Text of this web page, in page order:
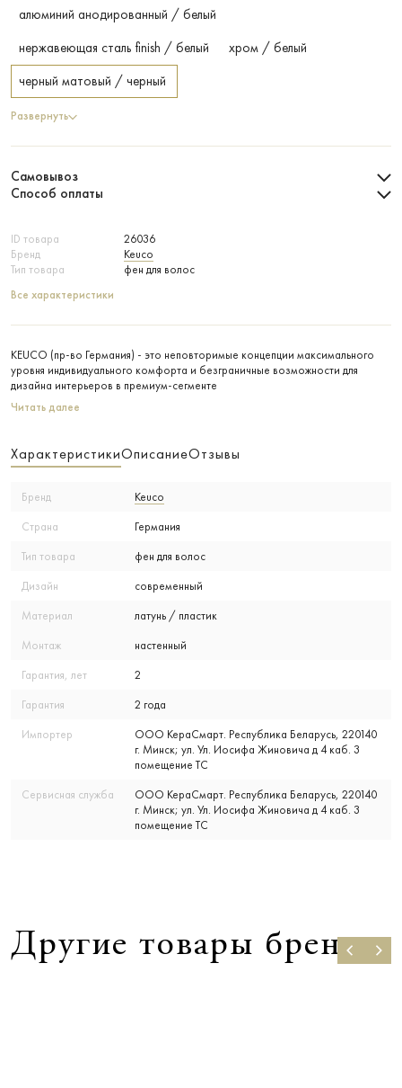
ID товара
26036
Бренд
Keuco
Тип товара
фен для волос
Все характеристики
KEUCO (пр-во Германия) - это неповторимые концепции максимального
уровня индивидуального комфорта и безграничные возможности для
дизайна интерьеров в премиум-сегменте
Читать далее
алюминий анодированный / белый
нержавеющая сталь finish / белый хром / белый
черный матовый / черный
Развернуть
Самовывоз
Способ оплаты
ХарактеристикиОписаниеОтзывы
Бренд Keuco
Страна Германия
Тип товара фен для волос
Дизайн современный
Материал латунь / пластик
Монтаж настенный
Гарантия, лет 2
Гарантия 2 года
Импортер
ООО КераСмарт. Республика Беларусь, 220140
г. Минск; ул. Ул. Иосифа Жиновича д 4 каб. 3
помещение ТС
Сервисная служба
ООО КераСмарт. Республика Беларусь, 220140
г. Минск; ул. Ул. Иосифа Жиновича д 4 каб. 3
помещение ТС
Другие товары бренда